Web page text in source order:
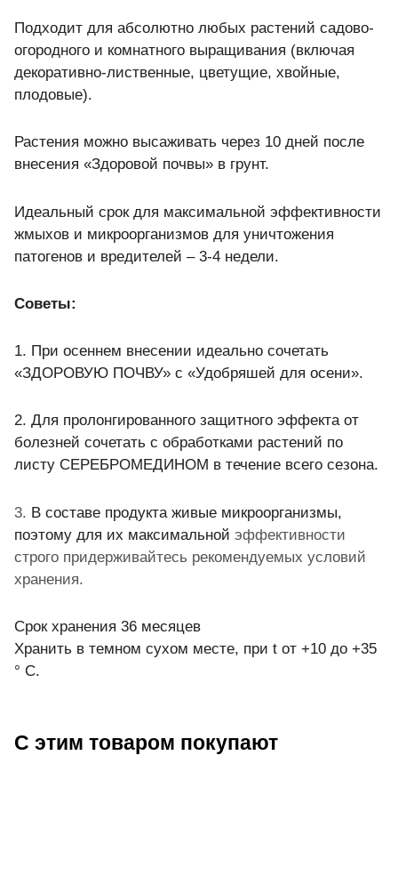
Подходит для абсолютно любых растений садово-
огородного и комнатного выращивания (включая
декоративно-лиственные, цветущие, хвойные,
плодовые).
Растения можно высаживать через 10 дней после
внесения «Здоровой почвы» в грунт.
Идеальный срок для максимальной эффективности
жмыхов и микроорганизмов для уничтожения
патогенов и вредителей – 3-4 недели.
Советы:
1. При осеннем внесении идеально сочетать
«ЗДОРОВУЮ ПОЧВУ» с «Удобряшей для осени».
2. Для пролонгированного защитного эффекта от
болезней сочетать с обработками растений по
листу СЕРЕБРОМЕДИНОМ в течение всего сезона.
3. В составе продукта живые микроорганизмы,
поэтому для их максимальной эффективности
строго придерживайтесь рекомендуемых условий
хранения.
Срок хранения 36 месяцев
Хранить в темном сухом месте, при t от +10 до +35
° С.
С этим товаром покупают